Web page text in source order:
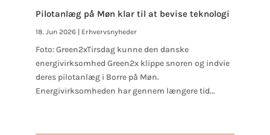
Pilotanlæg på Møn klar til at bevise teknologi
18. Jun 2026 Erhvervsnyheder
Foto: Green2xTirsdag kunne den danske
energivirksomhed Green2x klippe snoren og indvie
deres pilotanlæg i Borre på Møn.
Energivirksomheden har gennem længere tid...